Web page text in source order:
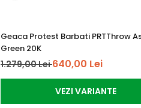
Geaca Protest Barbati PRTThrow
Green 20K
1.279,00 Lei640,00 Lei
VEZI VARIANTE